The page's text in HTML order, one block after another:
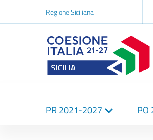
Regione Siciliana
Logo
Navigazione
PR 2021-2027 PO